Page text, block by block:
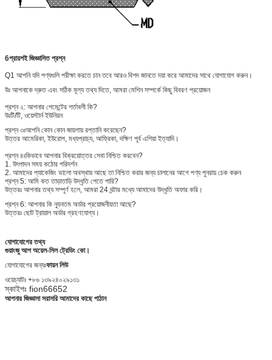
6প্রায়শই জিজ্ঞাসিত প্রশ্ন
Q1 আপনি যদি পণ্যগুলি পরীক্ষা করতে চান তবে আরও বিশদ জানতে দয়া করে আমাদের সাথে যোগাযোগ করুন।
উঃ আপনাকে দ্রুত এবং সঠিক মূল্য তথ্য দিতে, আমরা মেশিন সম্পর্কে কিছু বিবরণ প্রয়োজন
প্রশ্ন ২: আপনার পেমেন্টের শর্তাবলী কি?
উঃটি/টি, ওয়েস্টার্ন ইউনিয়ন
প্রশ্ন ৩ঃআপনি কোন কোন জায়গায় রপ্তানি করেছেন?
উত্তর আমেরিকা, ইউরোপ, মধ্যপ্রাচ্য, আফ্রিকা, দক্ষিণ পূর্ব এশিয়া ইত্যাদি।
প্রশ্ন ৪ঃকিভাবে আপনার বিক্রয়োত্তর সেবা নিশ্চিত করবেন?
1. উৎপাদন সময় কঠোর পরিদর্শন
2. আমাদের প্যাকেজিং ভালো অবস্থায় আছে তা নিশ্চিত করার জন্য চালানের আগে পণ্য পুনরায় চেক করুন
প্রশ্ন 5: আমি কত তাড়াতাড়ি উদ্ধৃতি পেতে পারি?
উত্তরঃ আপনার তথ্য সম্পূর্ণ হলে, আমরা 24 ঘন্টার মধ্যে আমাদের উদ্ধৃতি অফার করি।
প্রশ্ন 6: আপনার কি ন্যূনতম অর্ডার প্রয়োজনীয়তা আছে?
উত্তরঃ ছোট ট্রায়াল অর্ডার গ্রহণযোগ্য।
যোগাযোগের তথ্য
গুয়াংজু আপ অয়েল-সিল ট্রেডিং কো।
যোগাযোগের জন্যঃফায়ন লিউ
ওয়েচ্যাটঃ +৮৬ ১৩৯২৪০২৯১৩১
স্কাইপঃ fion66652
আপনার জিজ্ঞাসা সরাসরি আমাদের কাছে পাঠান